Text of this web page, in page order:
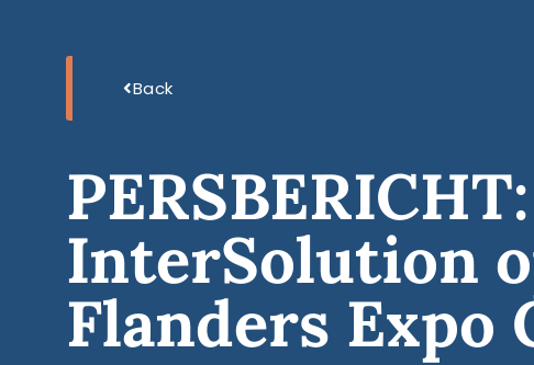
Back
InterSolution
Flanders Expo